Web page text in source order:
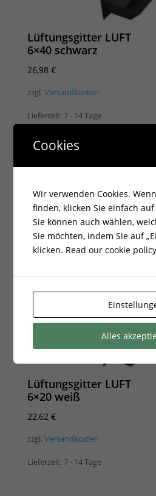
Lüftungsgitter LUFT
6×40 schwarz
26,98 €
zzgl. Versandkosten
Lieferzeit: 7 - 14 Tage
Lüftungsgitter LUFT
6×20 weiß
22,62 €
zzgl. Versandkosten
Lieferzeit: 7 - 14 Tage
Cookies
Wir verwenden Cookies.
finden, klicken Sie einfach auf
Sie können auch wählen,
Sie möchten, indem Sie auf
klicken. Read our cookie policy
Alles